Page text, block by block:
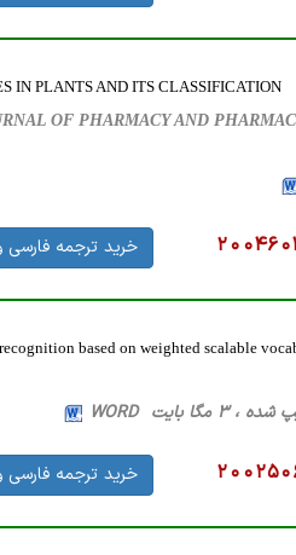
IN PLANTS AND ITS CLASSIFICATION
OF PHARMACY AND
خرید ترجمه فارسی
based on weighted scalable
خرید ترجمه فارسی